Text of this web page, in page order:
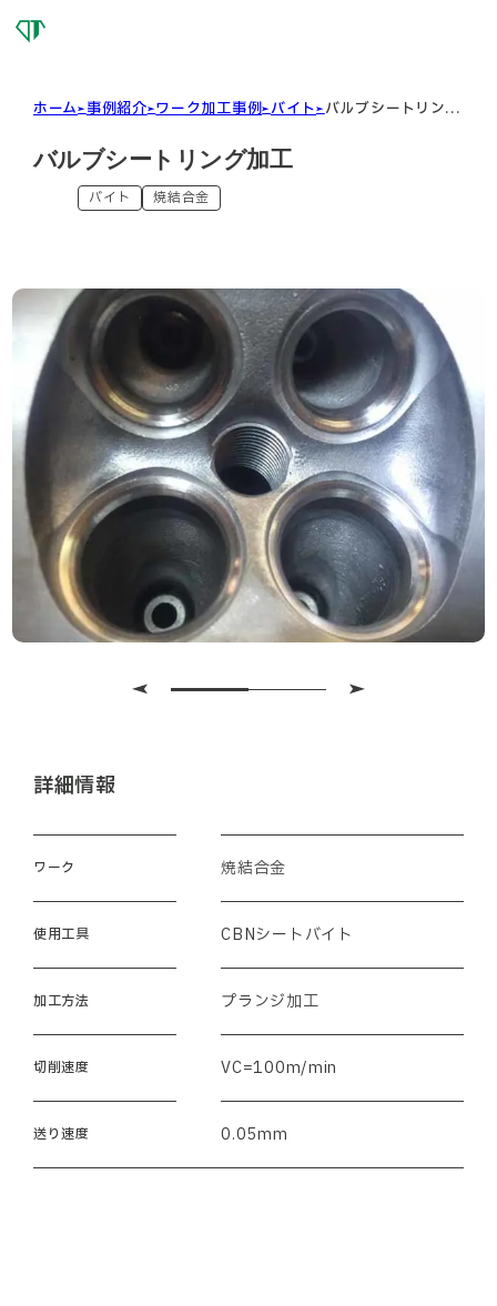
ホーム 事例紹介 ワーク加工事例 バイト バルブシートリン...
バルブシートリング加工
バイト 焼結合金
詳細情報
ワーク 焼結合金
使用工具 CBNシートバイト
加工方法 プランジ加工
切削速度 VC=100m/min
送り速度 0.05mm